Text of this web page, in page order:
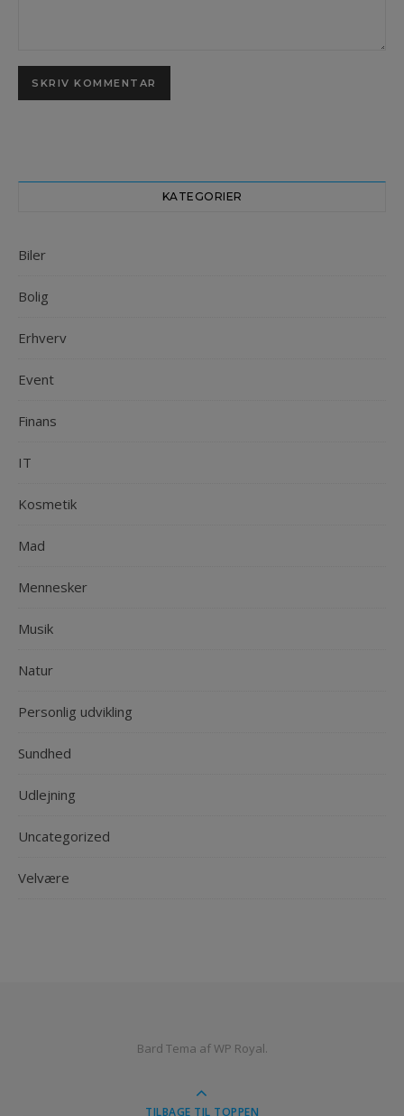
KATEGORIER
Biler
Bolig
Erhverv
Event
Finans
IT
Kosmetik
Mad
Mennesker
Musik
Natur
Personlig udvikling
Sundhed
Udlejning
Uncategorized
Velvære
Bard Tema afWP Royal.
TILBAGE TIL TOPPEN